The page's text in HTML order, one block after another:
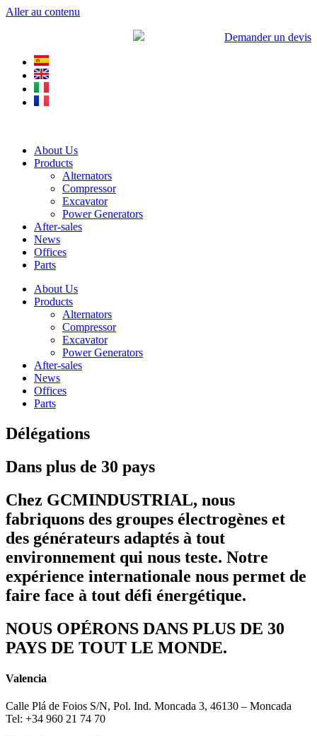
Aller au contenu
Demander un devis
About Us
Products
Alternators
Compressor
Excavator
Power Generators
After-sales
News
Offices
Parts
About Us
Products
Alternators
Compressor
Excavator
Power Generators
After-sales
News
Offices
Parts
Délégations
Dans plus de 30 pays
Chez GCMINDUSTRIAL, nous
fabriquons des groupes électrogènes et
des générateurs adaptés à tout
environnement qui nous teste. Notre
expérience internationale nous permet de
faire face à tout défi énergétique.
NOUS OPÉRONS DANS PLUS DE 30
PAYS DE TOUT LE MONDE.
Valencia
Calle Plá de Foios S/N, Pol. Ind. Moncada 3, 46130 – Moncada
Tel: +34 960 21 74 70